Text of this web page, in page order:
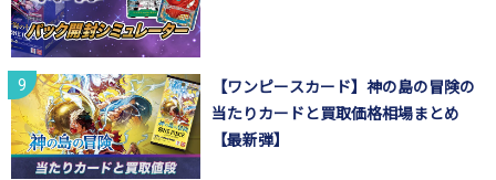
【ワンピースカード】神の島の冒険の
当たりカードと買取価格相場まとめ
【最新弾】